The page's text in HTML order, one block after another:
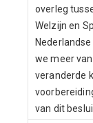
overleg
Welzijn en
we meer
veranderde
van dit